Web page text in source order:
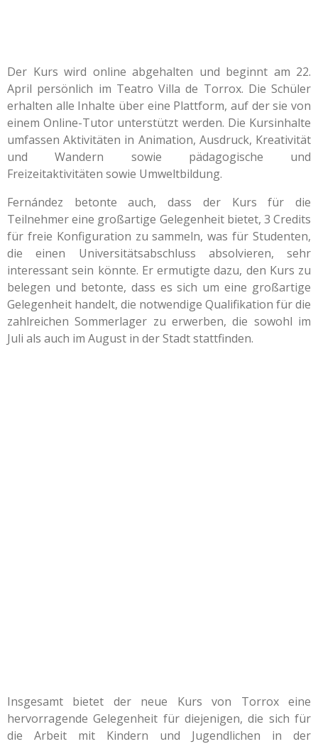
Der Kurs wird online abgehalten und beginnt am 22.
April persönlich im Teatro Villa de Torrox. Die Schüler
erhalten alle Inhalte über eine Plattform, auf der sie von
einem Online-Tutor unterstützt werden. Die Kursinhalte
umfassen Aktivitäten in Animation, Ausdruck, Kreativität
und Wandern sowie pädagogische und
Freizeitaktivitäten sowie Umweltbildung.
Fernández betonte auch, dass der Kurs für die
Teilnehmer eine großartige Gelegenheit bietet, 3 Credits
für freie Konfiguration zu sammeln, was für Studenten,
die einen Universitätsabschluss absolvieren, sehr
interessant sein könnte. Er ermutigte dazu, den Kurs zu
belegen und betonte, dass es sich um eine großartige
Gelegenheit handelt, die notwendige Qualifikation für die
zahlreichen Sommerlager zu erwerben, die sowohl im
Juli als auch im August in der Stadt stattfinden.
Insgesamt bietet der neue Kurs von Torrox eine
hervorragende Gelegenheit für diejenigen, die sich für
die Arbeit mit Kindern und Jugendlichen in der